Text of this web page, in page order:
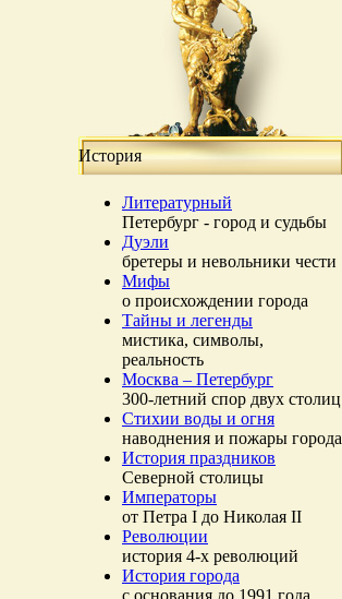
История
Литературный
Петербург - город и судьбы
Дуэли
бретеры и невольники чести
Мифы
о происхождении города
Тайны и легенды
мистика, символы,
реальность
Москва – Петербург
300-летний спор двух столиц
Стихии воды и огня
наводнения и пожары города
История праздников
Северной столицы
Императоры
от Петра I до Николая II
Революции
история 4-х революций
История города
с основания до 1991 года